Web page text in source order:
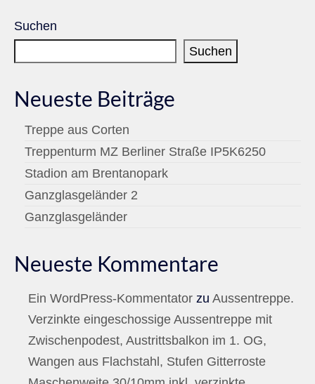
Suchen
Suchen
Neueste Beiträge
Treppe aus Corten
Treppenturm MZ Berliner Straße IP5K6250
Stadion am Brentanopark
Ganzglasgeländer 2
Ganzglasgeländer
Neueste Kommentare
Ein WordPress-Kommentator zu Aussentreppe.
Verzinkte eingeschossige Aussentreppe mit
Zwischenpodest, Austrittsbalkon im 1. OG,
Wangen aus Flachstahl, Stufen Gitterroste